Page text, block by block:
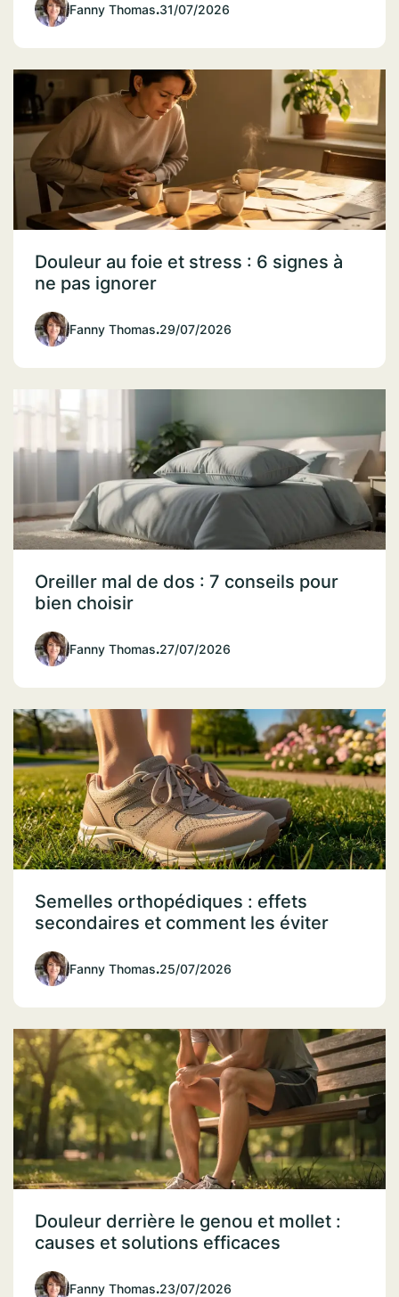
Fanny Thomas.31/07/2026
Douleur au foie et stress : 6 signes à
ne pas ignorer
Fanny Thomas.29/07/2026
Oreiller mal de dos : 7 conseils pour
bien choisir
Fanny Thomas.27/07/2026
Semelles orthopédiques : effets
secondaires et comment les éviter
Fanny Thomas.25/07/2026
Douleur derrière le genou et mollet :
causes et solutions efficaces
Fanny Thomas.23/07/2026